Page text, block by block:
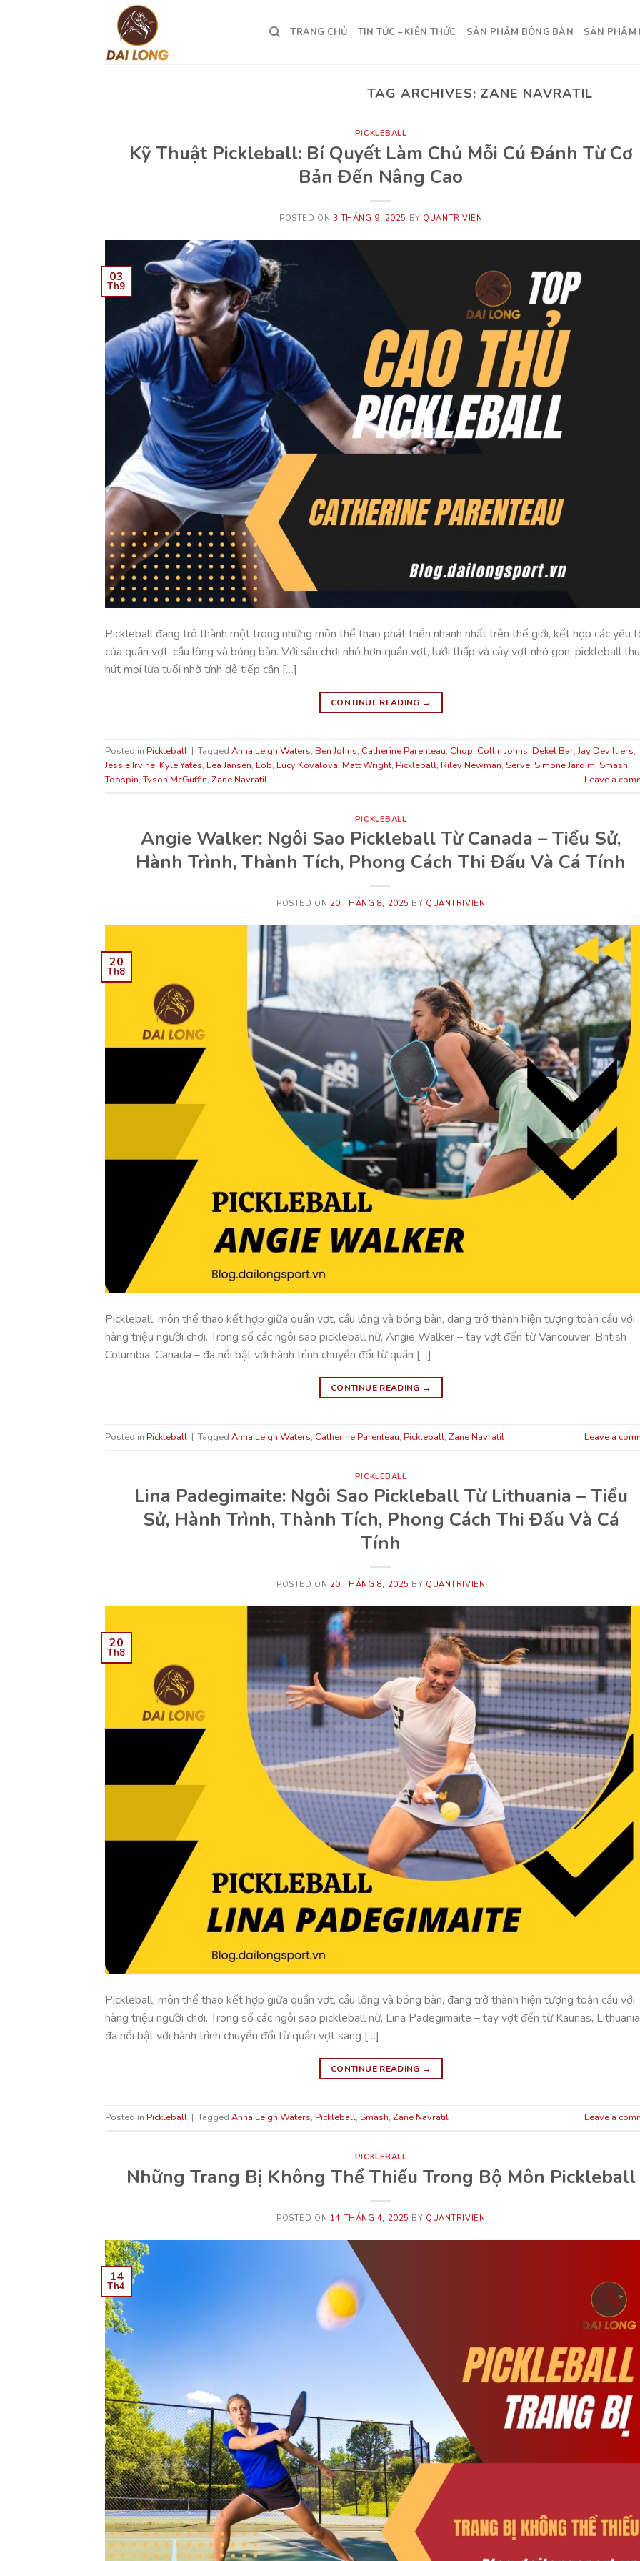
TRANG CHỦ TIN TỨC – KIẾN THỨC SẢN PHẨM BÓNG BÀN SẢN PHẨM
TAG ARCHIVES: ZANE NAVRATIL
PICKLEBALL
Kỹ Thuật Pickleball: Bí Quyết Làm Chủ Mỗi Cú Đánh Từ Cơ
Bản Đến Nâng Cao
POSTED ON 3 THÁNG 9, 2025 BY QUANTRIVIEN
03
Th9
Pickleball đang trở thành một trong những môn thể thao phát triển nhanh nhất trên thế giới, kết hợp các yếu
của quần vợt, cầu lông và bóng bàn. Với sân chơi nhỏ hơn quần vợt, lưới thấp và cây vợt nhỏ gọn, pickleball thu
hút mọi lứa tuổi nhờ tính dễ tiếp cận […]
CONTINUE READING →
Posted in Pickleball | Tagged Anna Leigh Waters, Ben Johns, Catherine Parenteau, Chop, Collin Johns, Dekel Bar,Jay Devilliers,
Jessie Irvine, Kyle Yates, Lea Jansen, Lob, Lucy Kovalova, Matt Wright, Pickleball, Riley Newman, Serve, Simone Jardim, Smash,
Topspin,Tyson McGuffin, Zane Navratil Leave a
PICKLEBALL
Angie Walker: Ngôi Sao Pickleball Từ Canada – Tiểu Sử,
Hành Trình, Thành Tích, Phong Cách Thi Đấu Và Cá Tính
POSTED ON 20 THÁNG 8, 2025 BY QUANTRIVIEN
20
Th8
Pickleball, môn thể thao kết hợp giữa quần vợt, cầu lông và bóng bàn, đang trở thành hiện tượng toàn cầu với
hàng triệu người chơi. Trong số các ngôi sao pickleball nữ, Angie Walker – tay vợt đến từ Vancouver, British
Columbia, Canada – đã nổi bật với hành trình chuyển đổi từ quần […]
CONTINUE READING →
Posted in Pickleball | Tagged Anna Leigh Waters, Catherine Parenteau, Pickleball, Zane Navratil Leave a
PICKLEBALL
Lina Padegimaite: Ngôi Sao Pickleball Từ Lithuania – Tiểu
Sử, Hành Trình, Thành Tích, Phong Cách Thi Đấu Và Cá
Tính
POSTED ON 20 THÁNG 8, 2025 BY QUANTRIVIEN
20
Th8
Pickleball, môn thể thao kết hợp giữa quần vợt, cầu lông và bóng bàn, đang trở thành hiện tượng toàn cầu với
hàng triệu người chơi. Trong số các ngôi sao pickleball nữ, Lina Padegimaite – tay vợt đến từ Kaunas,
đã nổi bật với hành trình chuyển đổi từ quần vợt sang […]
CONTINUE READING →
Posted in Pickleball | Tagged Anna Leigh Waters, Pickleball, Smash, Zane Navratil Leave a
PICKLEBALL
Những Trang Bị Không Thể Thiếu Trong Bộ Môn Pickleball
POSTED ON 14 THÁNG 4, 2025 BY QUANTRIVIEN
14
Th4